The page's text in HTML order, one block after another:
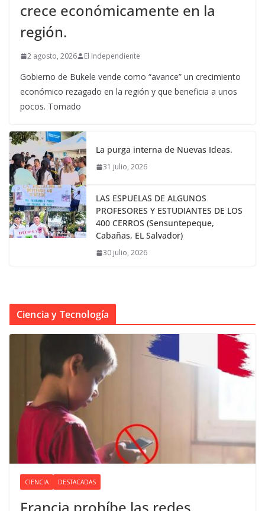
crece económicamente en la
región.
2 agosto, 2026 El Independiente
Gobierno de Bukele vende como “avance” un crecimiento
económico rezagado en la región y que beneficia a unos
pocos. Tomado
La purga interna de Nuevas Ideas.
31 julio, 2026
LAS ESPUELAS DE ALGUNOS
PROFESORES Y ESTUDIANTES DE LOS
400 CERROS (Sensuntepeque,
Cabañas, EL Salvador)
30 julio, 2026
Ciencia y Tecnología
CIENCIA DESTACADAS
Francia prohíbe las redes